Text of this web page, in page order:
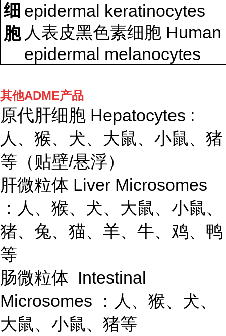
细
胞
epidermal keratinocytes
人表皮黑色素细胞 Human
epidermal melanocytes
其他ADME产品
原代肝细胞 Hepatocytes :
人、猴、犬、大鼠、小鼠、猪
等（贴壁/悬浮）
肝微粒体 Liver Microsomes
：人、猴、犬、大鼠、小鼠、
猪、兔、猫、羊、牛、鸡、鸭
等
肠微粒体 Intestinal
Microsomes ：人、猴、犬、
大鼠、小鼠、猪等